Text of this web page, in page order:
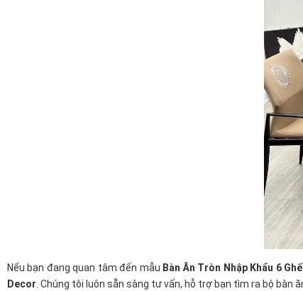
Nếu bạn đang quan tâm đến mẫu Bàn Ăn Tròn Nhập Khẩu 6
Decor. Chúng tôi luôn sẵn sàng tư vấn, hỗ trợ bạn tìm ra bộ bàn